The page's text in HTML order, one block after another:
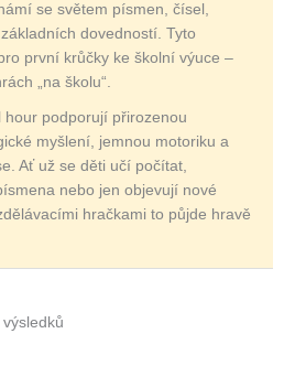
se světem písmen, čísel,
dovedností. Tyto
první krůčky ke školní výuce –
„na školu“.
hour podporují přirozenou
myšlení, jemnou motoriku a
Ať už se děti učí počítat,
nebo jen objevují nové
hračkami to půjde hravě